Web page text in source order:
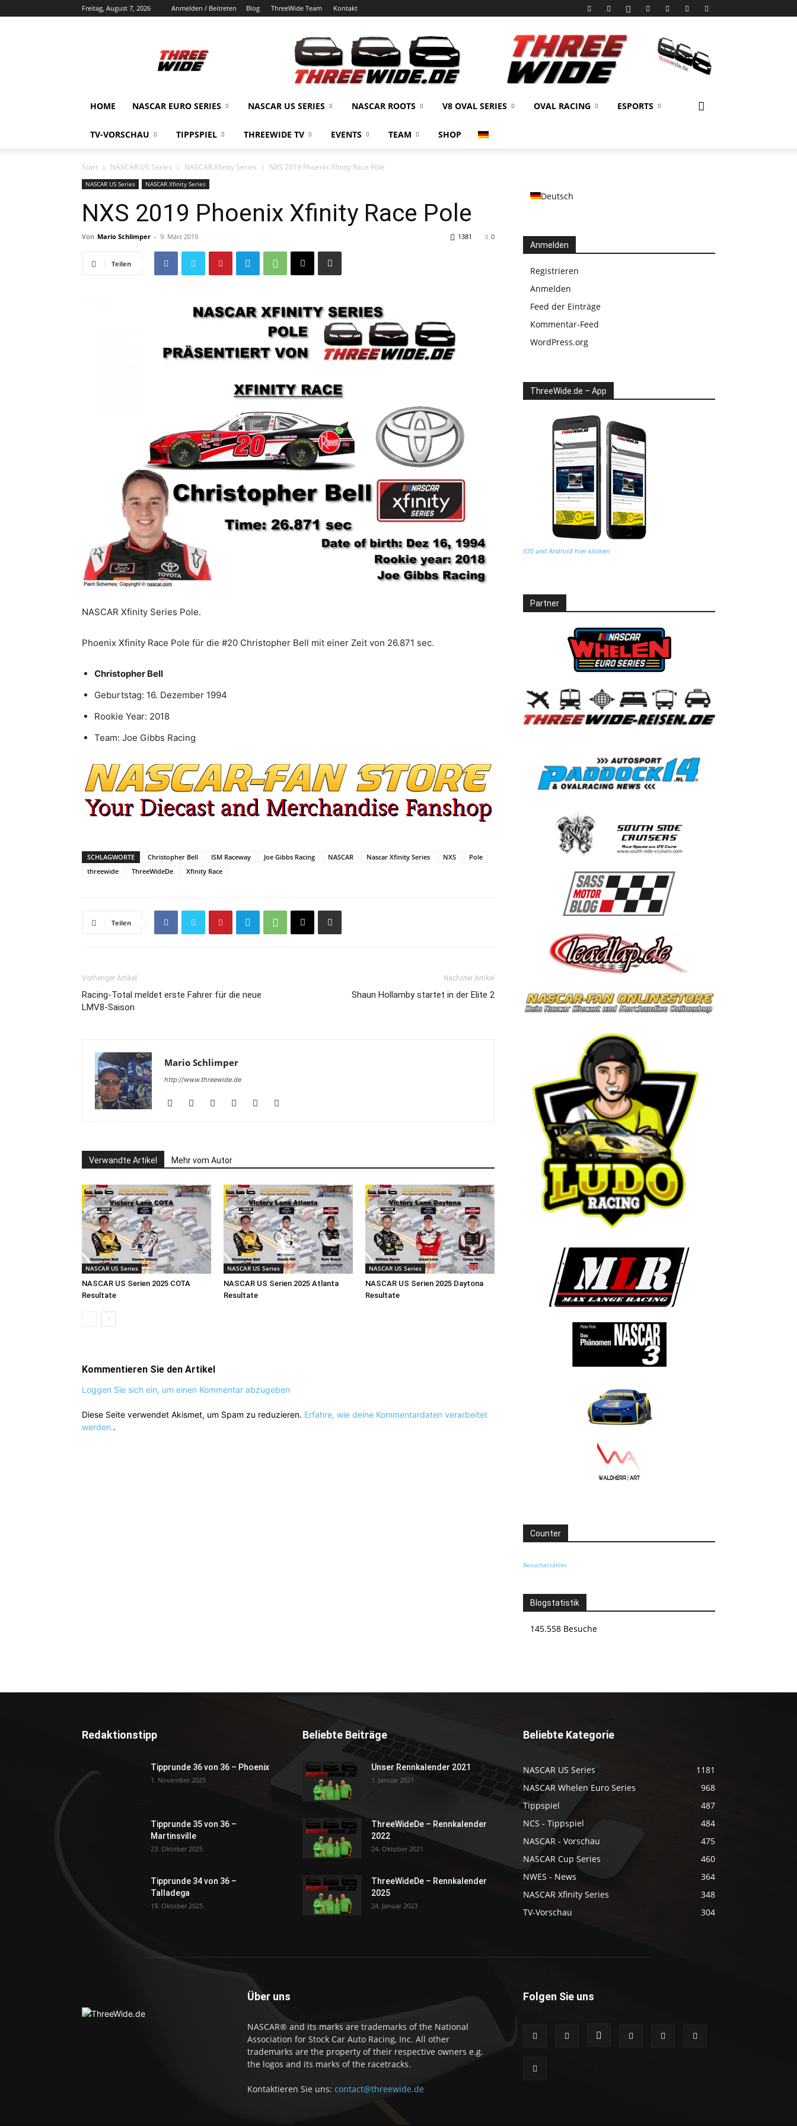
Freitag, August 7, 2026 Anmelden / Beitreten Blog ThreeWide Team Kontakt
HOME NASCAR EURO SERIES NASCAR US SERIES NASCAR ROOTS V8 OVAL SERIES OVAL RACING ESPORTS
TV-VORSCHAU TIPPSPIEL THREEWIDE TV EVENTS TEAM SHOP
Start NASCAR US Series NASCAR Xfinity Series NXS 2019 Phoenix Xfinity Race Pole
NASCAR US Series NASCAR Xfinity Series
NXS 2019 Phoenix Xfinity Race Pole
Von Mario Schlimper - 9. März 2019 0
1381
Teilen
NASCAR Xfinity Series Pole.
Phoenix Xfinity Race Pole für die #20 Christopher Bell mit einer Zeit von 26.871 sec.
Christopher Bell
Geburtstag: 16. Dezember 1994
Rookie Year: 2018
Team: Joe Gibbs Racing
SCHLAGWORTE Christopher Bell ISM Raceway Joe Gibbs Racing NASCAR Nascar Xfinity Series NXS
Pole
threewide
ThreeWideDe Xfinity Race
Teilen
Vorheriger Artikel
Racing-Total meldet erste Fahrer für die neue
LMV8-Saison
Nächster Artikel
Shaun Hollamby startet in der Elite 2
Mario Schlimper
http://www.threewide.de
Verwandte Artikel Mehr vom Autor
NASCAR US Series
NASCAR US Serien 2025 COTA
Resultate
NASCAR US Series
NASCAR US Serien 2025 Atlanta
Resultate
NASCAR US Series
NASCAR US Serien 2025 Daytona
Resultate
Kommentieren Sie den Artikel
Loggen Sie sich ein, um einen Kommentar abzugeben
Diese Seite verwendet Akismet, um Spam zu reduzieren. Erfahre, wie deine Kommentardaten verarbeitet
werden..
Deutsch
Anmelden
Registrieren
Anmelden
Feed der Einträge
Kommentar-Feed
WordPress.org
ThreeWide.de – App
IOS und Android hier klicken
Partner
Counter
Besucherzähler
Blogstatistik
145.558 Besuche
Redaktionstipp
Tipprunde 36 von 36 – Phoenix
1. November 2025
Tipprunde 35 von 36 –
Martinsville
23. Oktober 2025
Tipprunde 34 von 36 –
Talladega
19. Oktober 2025
Beliebte Beiträge
Unser Rennkalender 2021
1. Januar 2021
ThreeWideDe – Rennkalender
2022
24. Oktober 2021
ThreeWideDe – Rennkalender
2025
24. Januar 2023
Beliebte Kategorie
NASCAR US Series
1181
NASCAR Whelen Euro Series
968
Tippspiel
487
NCS - Tippspiel
484
NASCAR - Vorschau
475
NASCAR Cup Series
460
NWES - News
364
NASCAR Xfinity Series
348
TV-Vorschau
304
Über uns
NASCAR® and its marks are trademarks of the National
Association for Stock Car Auto Racing, Inc. All other
trademarks are the property of their respective owners e.g.
the logos and its marks of the racetracks.
Kontaktieren Sie uns: contact@threewide.de
Folgen Sie uns